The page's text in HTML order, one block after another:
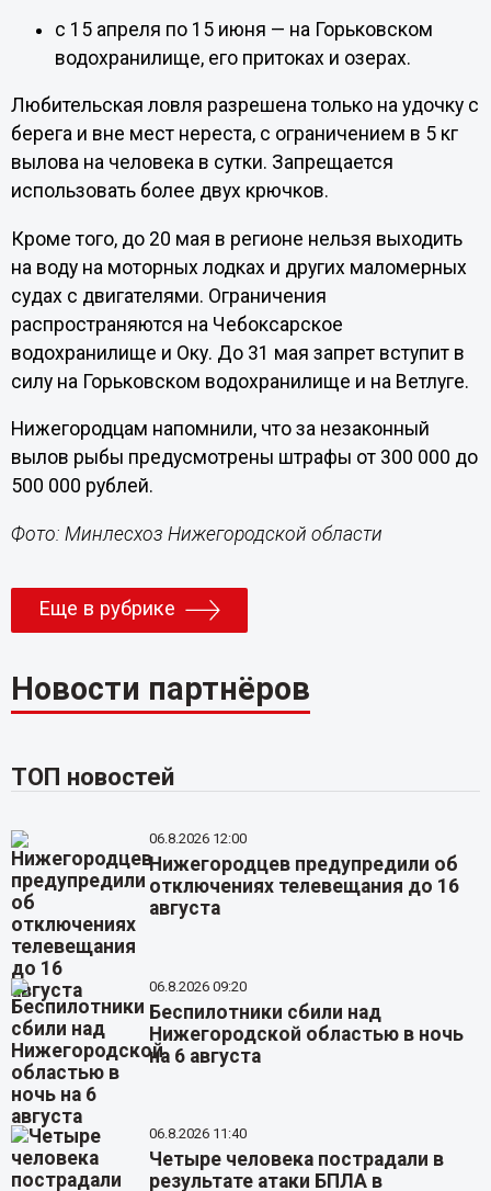
с 15 апреля по 15 июня — на Горьковском
водохранилище, его притоках и озерах.
Любительская ловля разрешена только на удочку с
берега и вне мест нереста, с ограничением в 5 кг
вылова на человека в сутки. Запрещается
использовать более двух крючков.
Кроме того, до 20 мая в регионе нельзя выходить
на воду на моторных лодках и других маломерных
судах с двигателями. Ограничения
распространяются на Чебоксарское
водохранилище и Оку. До 31 мая запрет вступит в
силу на Горьковском водохранилище и на Ветлуге.
Нижегородцам напомнили, что за незаконный
вылов рыбы предусмотрены штрафы от 300 000 до
500 000 рублей.
Фото: Минлесхоз Нижегородской области
Еще в рубрике
Новости партнёров
ТОП новостей
06.8.2026 12:00
Нижегородцев предупредили об
отключениях телевещания до 16
августа
06.8.2026 09:20
Беспилотники сбили над
Нижегородской областью в ночь
на 6 августа
06.8.2026 11:40
Четыре человека пострадали в
результате атаки БПЛА в